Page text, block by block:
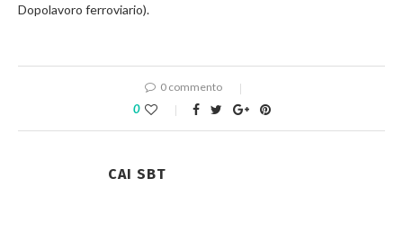
Dopolavoro ferroviario).
0 commento
0
CAI SBT